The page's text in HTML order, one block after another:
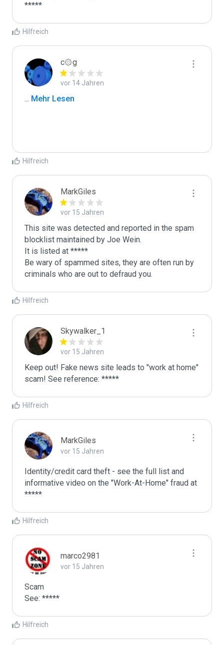
*****
Hilfreich
c۞g
vor 14 Jahren
... Mehr Lesen
Hilfreich
MarkGiles
vor 15 Jahren
This site was detected and reported in the spam
blocklist maintained by Joe Wein.
It is listed at *****
Be wary of spammed sites, they are often run by
criminals who are out to defraud you.
Hilfreich
Skywalker_1
vor 15 Jahren
Keep out! Fake news site leads to "work at home"
scam! See reference: *****
Hilfreich
MarkGiles
vor 15 Jahren
Identity/credit card theft - see the full list and
informative video on the "Work-At-Home" fraud at
Hilfreich
marco2981
vor 15 Jahren
Scam
See: *****
Hilfreich